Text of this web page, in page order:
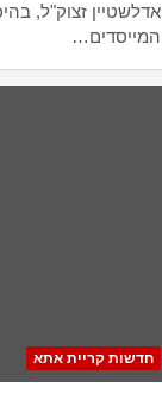
אדלשטיין זצוק"ל,
המייסדים…
חדשות קריית אתא